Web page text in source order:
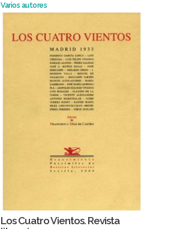
Varios autores
Los Cuatro Vientos. Revista